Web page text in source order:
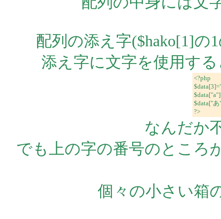
配列の添え字($hako[1]の
添え字に文字を使用す
<?php
$data["
?>
なんだか
でも上の字の番号のところ
個々の小さい箱